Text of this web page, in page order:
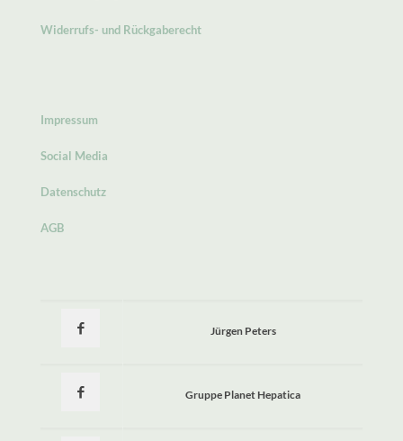
Widerrufs- und Rückgaberecht
Impressum
Social Media
Datenschutz
AGB
Jürgen Peters
Gruppe Planet Hepatica